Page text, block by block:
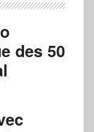
des 50